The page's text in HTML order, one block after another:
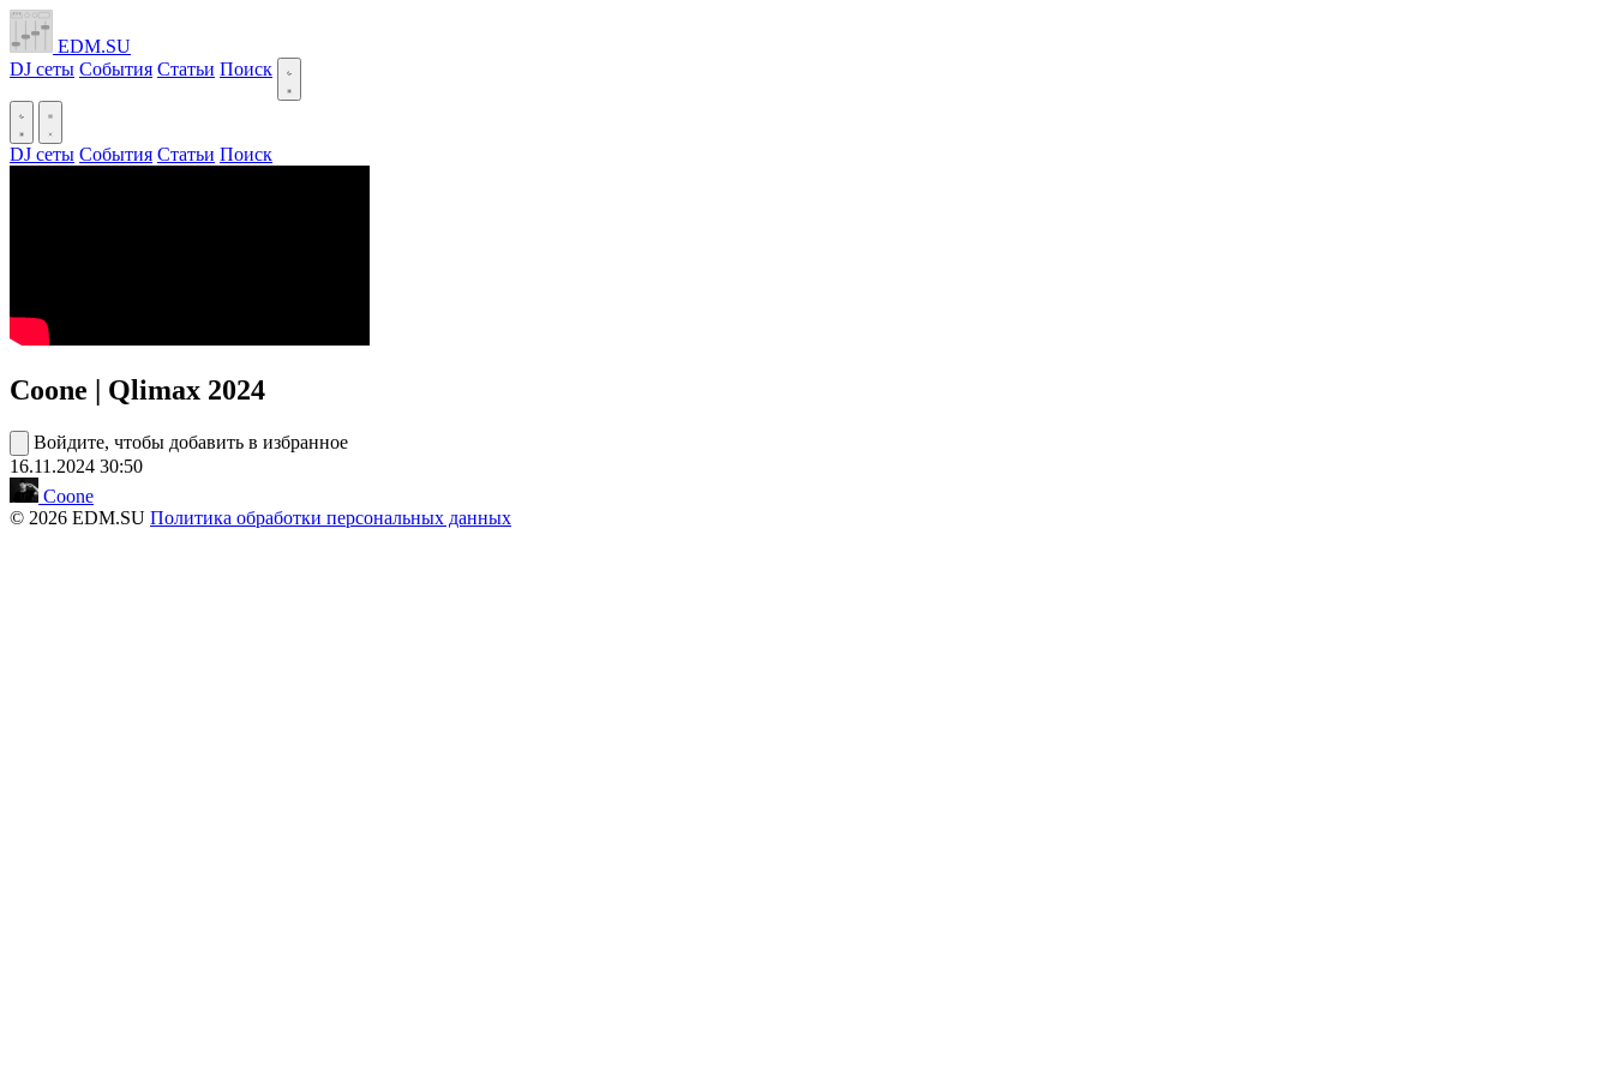
EDM.SU
DJ сеты События Статьи Поиск
DJ сеты События Статьи Поиск
Coone | Qlimax 2024
Войдите, чтобы добавить в избранное
16.11.2024 30:50
Coone
© 2026 EDM.SU Политика обработки персональных данных